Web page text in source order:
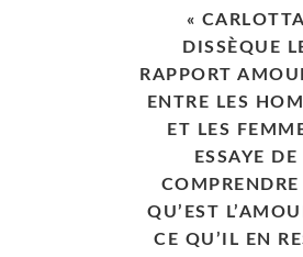
« CARLOTTA
DISSÈQUE
RAPPORT
ENTRE LES
ET LES
ESSAYE DE
COMPRENDRE
QU’EST
CE QU’IL EN